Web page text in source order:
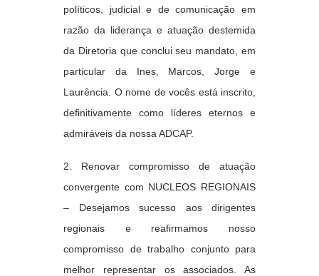
políticos, judicial e de comunicação em
razão da liderança e atuação destemida
da Diretoria que conclui seu mandato, em
particular da Ines, Marcos, Jorge e
Laurência. O nome de vocês está inscrito,
definitivamente como líderes eternos e
admiráveis da nossa ADCAP.
2. Renovar compromisso de atuação
convergente com NUCLEOS REGIONAIS
– Desejamos sucesso aos dirigentes
regionais e reafirmamos nosso
compromisso de trabalho conjunto para
melhor representar os associados. As